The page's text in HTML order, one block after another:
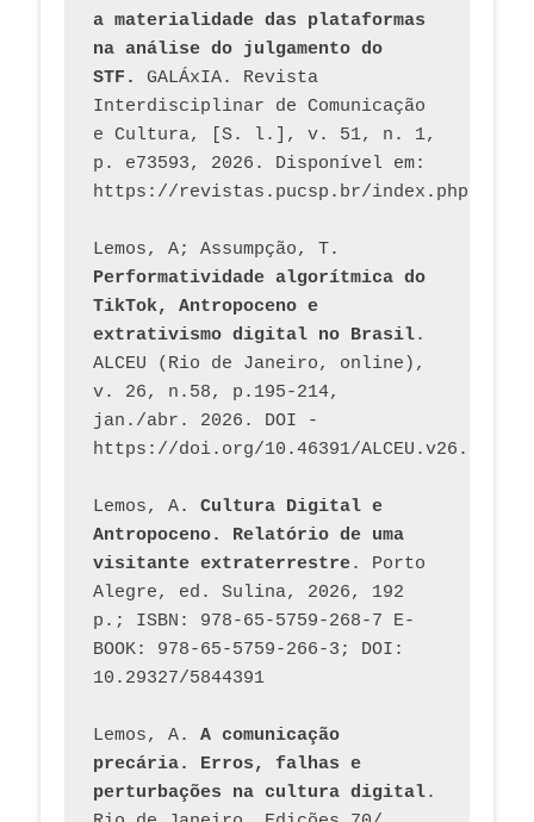
a materialidade das plataformas
na análise do julgamento do
STF.
GALÁxIA. Revista
Interdisciplinar de Comunicação
e Cultura, [S. l.], v. 51, n. 1,
p. e73593, 2026. Disponível em:
Performatividade algorítmica do
TikTok, Antropoceno e
extrativismo digital no Brasil.
ALCEU (Rio de Janeiro, online),
v. 26, n.58, p.195-214,
jan./abr. 2026. DOI -
https://doi.org/10.46391/
Lemos, A. Cultura Digital e
Antropoceno. Relatório de uma
visitante extraterrestre. Porto
Alegre, ed. Sulina, 2026, 192
p.; ISBN: 978-65-5759-268-7 E-
BOOK: 978-65-5759-266-3; DOI:
10.29327/5844391
Lemos, A. A comunicação
precária. Erros, falhas e
perturbações na cultura digital.